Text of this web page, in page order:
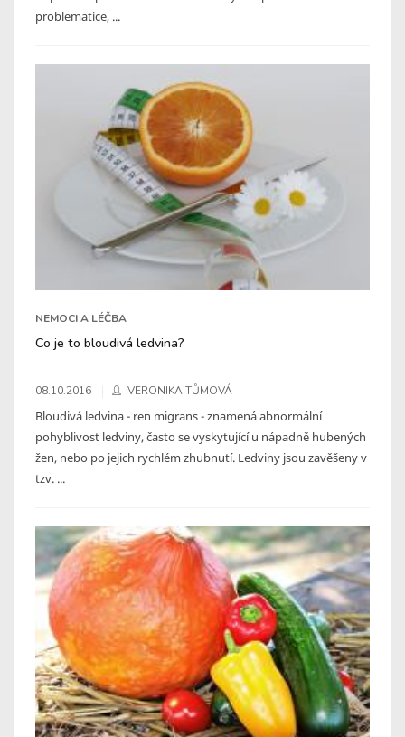
problematice, ...
NEMOCI A LÉČBA
Co je to bloudivá ledvina?
08.10.2016 VERONIKA TŮMOVÁ
Bloudivá ledvina - ren migrans - znamená abnormální
pohyblivost ledviny, často se vyskytující u nápadně hubených
žen, nebo po jejich rychlém zhubnutí. Ledviny jsou zavěšeny v
tzv. ...